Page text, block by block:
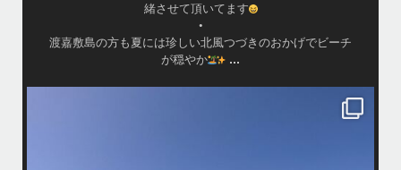
緒させて頂いてます
•
渡嘉敷島の方も夏には珍しい北風つづきのおかげでビーチ
が穏やか
...